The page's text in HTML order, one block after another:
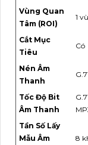
Vùng Quan
Tâm (ROI)
1
Cắt Mục
Tiêu
Có
Nén Âm
Thanh
Tốc Độ Bit
Âm Thanh
Tần Số Lấy
Mẫu Âm
8